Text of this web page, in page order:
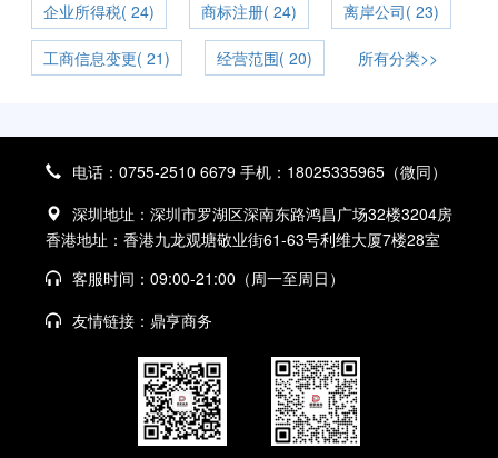
企业所得税( 24) 商标注册( 24) 离岸公司( 23)
工商信息变更( 21) 经营范围( 20) 所有分类>>
电话：0755-2510 6679 手机：18025335965（微同）
深圳地址：深圳市罗湖区深南东路鸿昌广场32楼3204房
香港地址：香港九龙观塘敬业街61-63号利维大厦7楼28室
客服时间：09:00-21:00（周一至周日）
友情链接： 鼎亨商务